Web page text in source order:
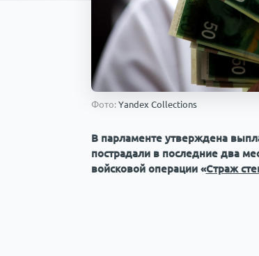
Фото: Yandex Collections
В парламенте утверждена
пострадали в последние два
войсковой операции «Страж